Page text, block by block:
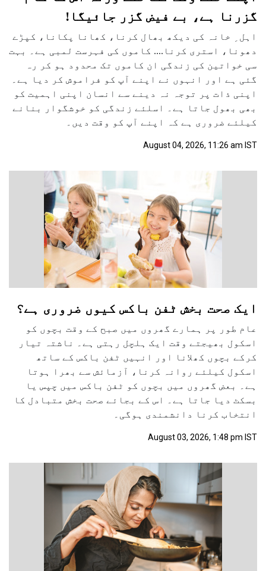
گزرنا ہے، بے فیض گزر جائیگا!
اہل ِ خانہ کی دیکھ بھال کرنا، کھانا پکانا، کپڑے
دھونا، استری کرنا.... کاموں کی فہرست لمبی ہے۔ بہت
سی خواتین کی زندگی ان کاموں تک محدود ہو کر رہ
گئی ہے اور انہوں نے اپنے آپ کو فراموش کر دیا ہے۔
اپنی ذات پر توجہ نہ دینے سے انسان اپنی اہمیت کو
بھی بھول جاتا ہے۔ اسلئے زندگی کو خوشگوار بنانے
کیلئے ضروری ہے کہ اپنے آپ کو وقت دیں۔
August 04, 2026, 11:26 am IST
ایک صحت بخش ٹفن باکس کیوں ضروری ہے؟
عام طور پر ہمارے گھروں میں صبح کے وقت بچوں کو
اسکول بھیجتے وقت ایک ہلچل رہتی ہے۔ ناشتہ تیار
کرکے بچوں کھلانا اور انہیں ٹفن باکس کے ساتھ
اسکول کیلئے روانہ کرنا، آزمائش سے بھرا ہوتا
ہے۔ بعض گھروں میں بچوں کو ٹفن باکس میں چپس یا
بسکٹ دیا جاتا ہے۔ اس کے بجائے صحت بخش متبادل کا
انتخاب کرنا دانشمندی ہوگی۔
August 03, 2026, 1:48 pm IST